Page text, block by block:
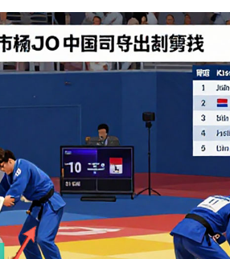
Atlet